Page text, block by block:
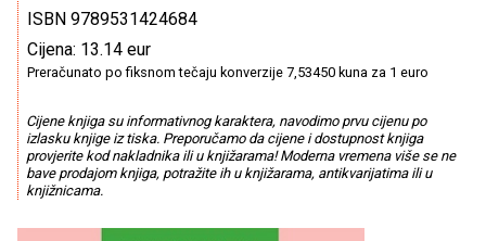
ISBN 9789531424684
Cijena: 13.14 eur
Preračunato po fiksnom tečaju konverzije 7,53450 kuna za 1 euro
Cijene knjiga su informativnog karaktera, navodimo prvu cijenu po
izlasku knjige iz tiska. Preporučamo da cijene i dostupnost knjiga
provjerite kod nakladnika ili u knjižarama! Moderna vremena više se ne
bave prodajom knjiga, potražite ih u knjižarama, antikvarijatima ili u
knjižnicama.